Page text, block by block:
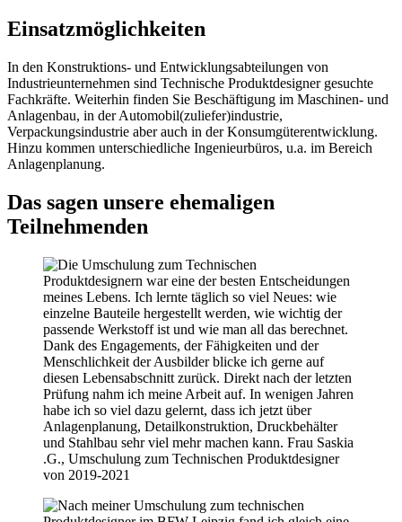
Einsatzmöglichkeiten
In den Konstruktions- und Entwicklungsabteilungen von
Industrieunternehmen sind Technische Produktdesigner gesuchte
Fachkräfte. Weiterhin finden Sie Beschäftigung im Maschinen- und
Anlagenbau, in der Automobil(zuliefer)industrie,
Verpackungsindustrie aber auch in der Konsumgüterentwicklung.
Hinzu kommen unterschiedliche Ingenieurbüros, u.a. im Bereich
Anlagenplanung.
Das sagen unsere ehemaligen
Teilnehmenden